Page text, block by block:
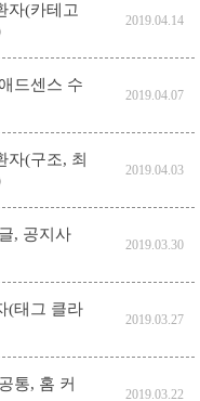
자(카테고
2019.04.14
드센스 수
2019.04.07
자(구조, 최
2019.04.03
, 공지사
2019.03.30
(태그 클라
2019.03.27
통, 홈 커
2019.03.22